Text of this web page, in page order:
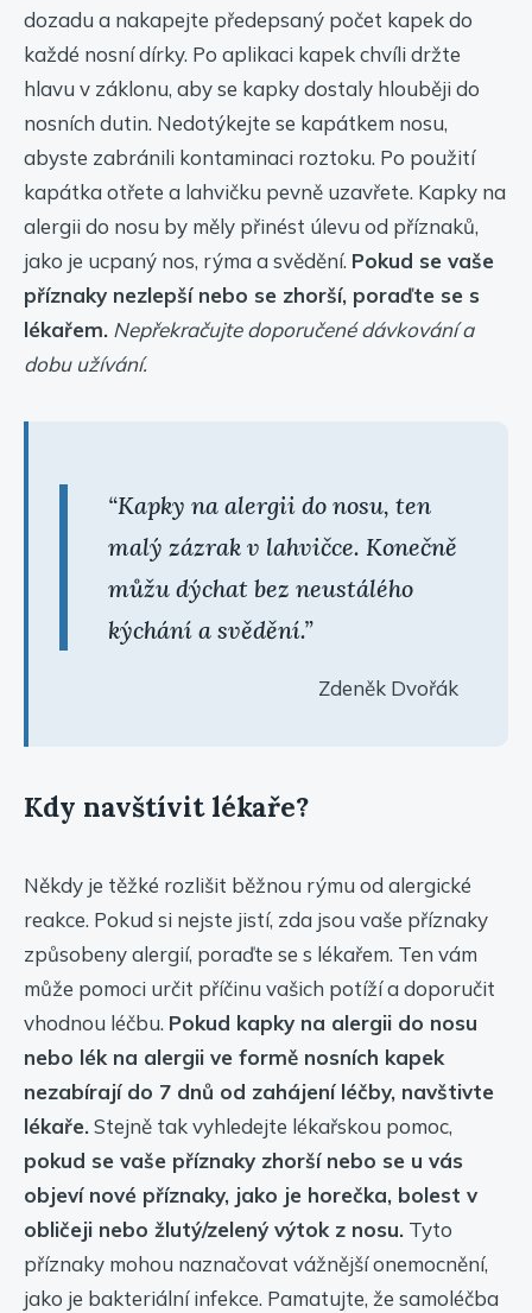
dozadu a nakapejte předepsaný počet kapek do
každé nosní dírky. Po aplikaci kapek chvíli držte
hlavu v záklonu, aby se kapky dostaly hlouběji do
nosních dutin. Nedotýkejte se kapátkem nosu,
abyste zabránili kontaminaci roztoku. Po použití
kapátka otřete a lahvičku pevně uzavřete. Kapky na
alergii do nosu by měly přinést úlevu od příznaků,
jako je ucpaný nos, rýma a svědění. Pokud se vaše
příznaky nezlepší nebo se zhorší, poraďte se s
lékařem. Nepřekračujte doporučené dávkování a
dobu užívání.
Kapky na alergii do nosu, ten
malý zázrak v lahvičce. Konečně
můžu dýchat bez neustálého
kýchání a svědění.
Zdeněk Dvořák
Kdy navštívit lékaře?
Někdy je těžké rozlišit běžnou rýmu od alergické
reakce. Pokud si nejste jistí, zda jsou vaše příznaky
způsobeny alergií, poraďte se s lékařem. Ten vám
může pomoci určit příčinu vašich potíží a doporučit
vhodnou léčbu. Pokud kapky na alergii do nosu
nebo lék na alergii ve formě nosních kapek
nezabírají do 7 dnů od zahájení léčby, navštivte
lékaře.Stejně tak vyhledejte lékařskou pomoc,
pokud se vaše příznaky zhorší nebo se u vás
objeví nové příznaky, jako je horečka, bolest v
obličeji nebo žlutý/zelený výtok z nosu. Tyto
příznaky mohou naznačovat vážnější onemocnění,
jako je bakteriální infekce. Pamatujte, že samoléčba